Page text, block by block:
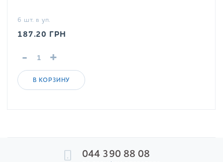
6 шт. в уп.
187.20 ГРН
- +
В КОРЗИНУ
044 390 88 08